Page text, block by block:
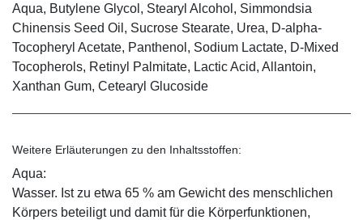
Aqua, Butylene Glycol, Stearyl Alcohol, Simmondsia
Chinensis Seed Oil, Sucrose Stearate, Urea, D-alpha-
Tocopheryl Acetate, Panthenol, Sodium Lactate, D-Mixed
Tocopherols, Retinyl Palmitate, Lactic Acid, Allantoin,
Xanthan Gum, Cetearyl Glucoside
Weitere Erläuterungen zu den Inhaltsstoffen:
Aqua:
Wasser. Ist zu etwa 65 % am Gewicht des menschlichen
Körpers beteiligt und damit für die Körperfunktionen,